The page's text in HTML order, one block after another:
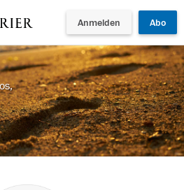
Anmelden Abo